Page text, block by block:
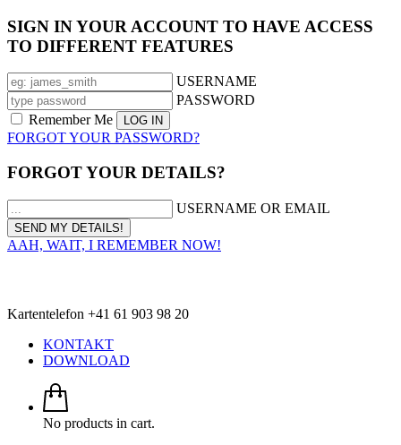
SIGN IN YOUR ACCOUNT TO HAVE ACCESS
TO DIFFERENT FEATURES
USERNAME
PASSWORD
Remember Me
FORGOT YOUR PASSWORD?
FORGOT YOUR DETAILS?
USERNAME OR EMAIL
AAH, WAIT, I REMEMBER NOW!
Kartentelefon +41 61 903 98 20
KONTAKT
DOWNLOAD
No products in cart.